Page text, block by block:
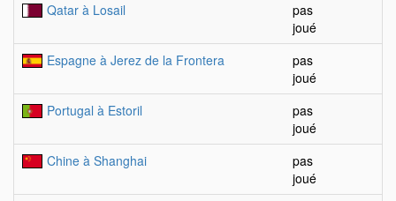
Qatar à Losail
pas
joué
Espagne à Jerez de la Frontera
pas
joué
Portugal à Estoril
pas
joué
Chine à Shanghai
pas
joué